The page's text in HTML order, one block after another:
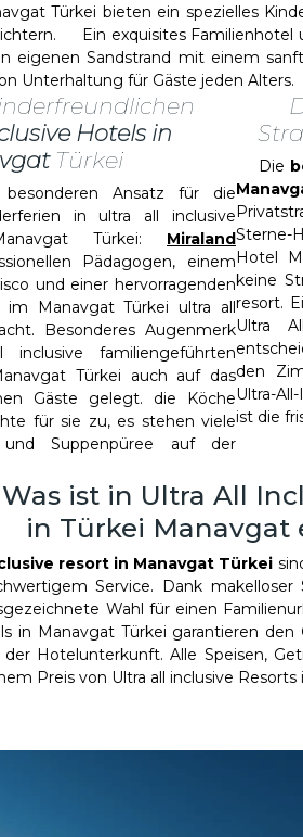
Türkei bieten ein spezielles
Ein exquisites Familienhotel
eigenen Sandstrand mit einem
Unterhaltung für Gäste jeden Alters.
Hotels in
Türkei
Ansatz für die
in ultra all inclusive
Türkei: Miraland
Pädagogen, einem
und einer hervorragenden
im Manavgat Türkei ultra all
Besonderes Augenmerk
familiengeführten
Türkei auch auf das
Gäste gelegt. die Köche
für sie zu, es stehen viele
Suppenpüree auf der
Die
Sterne-
Hotel
keine
resort.
Ultra
den
Ultra-
ist die
Was ist in Ultra All
in Türkei Manavgat
resort in Manavgat Türkei
Service. Dank
Wahl für einen
in Manavgat Türkei garantieren den
Hotelunterkunft. Alle Speisen,
Preis von Ultra all inclusive